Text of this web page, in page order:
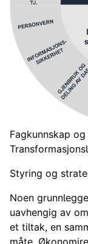
Fagkunnskap
Styring og
Noen
uavhengig av
et tiltak, en